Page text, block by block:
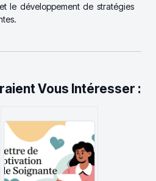
le développement de stratégies
Vous Intéresser :